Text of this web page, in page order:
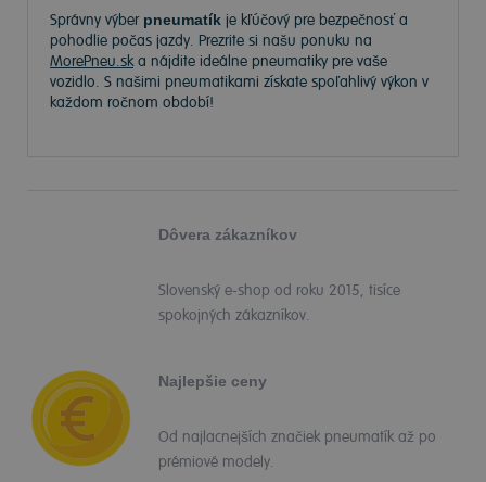
Správny výber pneumatík je kľúčový pre bezpečnosť a
pohodlie počas jazdy. Prezrite si našu ponuku na
MorePneu.ska nájdite ideálne pneumatiky pre vaše
vozidlo. S našimi pneumatikami získate spoľahlivý výkon v
každom ročnom období!
Dôvera zákazníkov
Slovenský e-shop od roku 2015, tisíce
spokojných zákazníkov.
Najlepšie ceny
Od najlacnejších značiek pneumatík až po
prémiové modely.